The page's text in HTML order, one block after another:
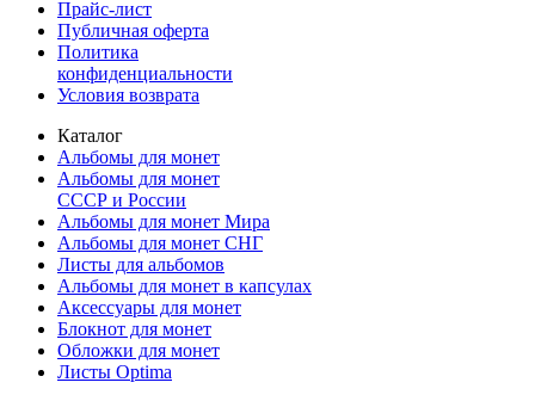
Прайс-лист
Публичная оферта
Политика
конфиденциальности
Условия возврата
Каталог
Альбомы для монет
Альбомы для монет
СССР и России
Альбомы для монет Мира
Альбомы для монет СНГ
Листы для альбомов
Альбомы для монет в капсулах
Аксессуары для монет
Блокнот для монет
Обложки для монет
Листы Optima